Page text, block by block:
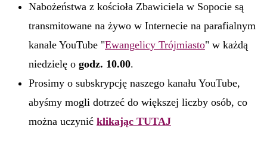
Nabożeństwa z kościoła Zbawiciela w Sopocie są
transmitowane na żywo w Internecie na parafialnym
kanale YouTube "Ewangelicy Trójmiasto" w każdą
niedzielę o godz. 10.00.
Prosimy o subskrypcję naszego kanału YouTube,
abyśmy mogli dotrzeć do większej liczby osób, co
można uczynić klikając TUTAJ